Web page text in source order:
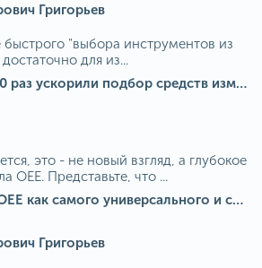
Григорьев
"выбора инструментов из
для из...
На ОДК-Сатурн в 30 раз ускорили подбор средств измерения для контроля качества продукции
это - не новый взгляд, а глубокое
OEE. Представьте, что ...
Алгоритм расчета ОЕЕ как самого универсального и современного показателя эффективности оборудования в мире
Григорьев